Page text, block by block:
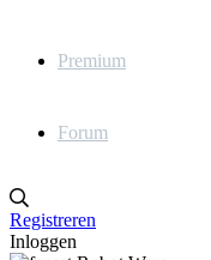
Premium
Forum
Registreren
Inloggen